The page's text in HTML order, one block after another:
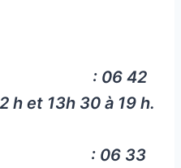
: 06 42
h et 13h 30 à 19 h.
: 06 33